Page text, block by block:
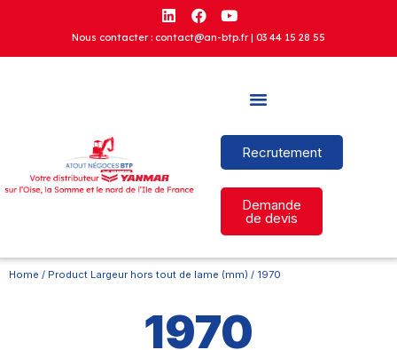
Nous contacter : contact@an-btp.fr | 03 44 15 28 55
Recrutement
Demande
de devis
Home / Product Largeur hors tout de lame (mm) / 1970
1970